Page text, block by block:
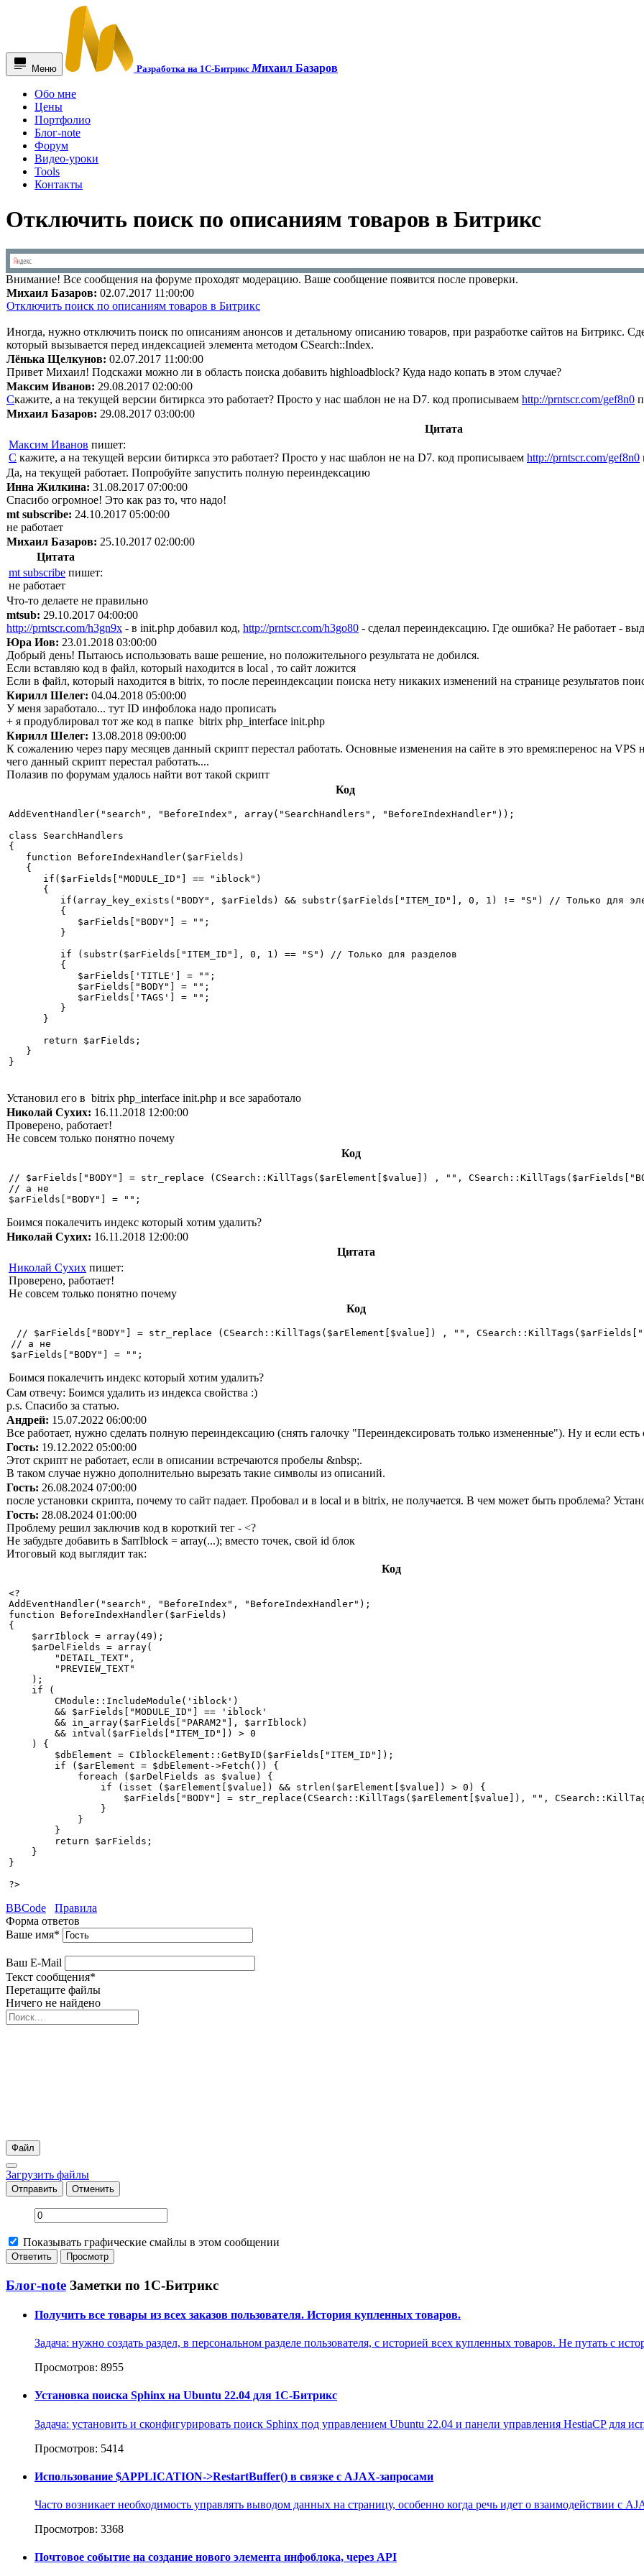
Меню Разработка на 1С-БитриксМихаил Базаров
Обо мне
Цены
Портфолио
Блог-note
Форум
Видео-уроки
Tools
Контакты
Отключить поиск по описаниям товаров в Битрикс
Внимание! Все сообщения на форуме проходят модерацию. Ваше сообщение появится после проверки.
Михаил Базаров: 02.07.2017 11:00:00
Отключить поиск по описаниям товаров в Битрикс
Иногда, нужно отключить поиск по описаниям анонсов и детальному описанию товаров, при разработке сайтов на Битрикс.
который вызывается перед индексацией элемента методом CSearch::Index.
Лёнька Щелкунов: 02.07.2017 11:00:00
Привет Михаил! Подскажи можно ли в область поиска добавить highloadblock? Куда надо копать в этом случае?
Максим Иванов: 29.08.2017 02:00:00
Скажите, а на текущей версии битиркса это работает? Просто у нас шаблон не на D7. код прописываем http://prntscr.com/gef8n0
Михаил Базаров: 29.08.2017 03:00:00
Цитата
Максим Иванов пишет:
С кажите, а на текущей версии битиркса это работает? Просто у нас шаблон не на D7. код прописываем http://prntscr.com/gef8n0
Да, на текущей работает. Попробуйте запустить полную переиндексацию
Инна Жилкина: 31.08.2017 07:00:00
Спасибо огромное! Это как раз то, что надо!
mt subscribe: 24.10.2017 05:00:00
не работает
Михаил Базаров: 25.10.2017 02:00:00
Цитата
mt subscribe пишет:
не работает
Что-то делаете не правильно
mtsub: 29.10.2017 04:00:00
http://prntscr.com/h3gn9x - в init.php добавил код, http://prntscr.com/h3go80 - сделал переиндексацию. Где ошибка? Не работает -
Юра Иов: 23.01.2018 03:00:00
Добрый день! Пытаюсь использовать ваше решение, но положительного результата не добился.
Если вставляю код в файл, который находится в local , то сайт ложится
Если в файл, который находится в bitrix, то после переиндексации поиска нету никаких изменений на странице результатов
Кирилл Шелег: 04.04.2018 05:00:00
У меня заработало... тут ID инфоблока надо прописать
+ я продублировал тот же код в папке bitrix php_interface init.php
Кирилл Шелег: 13.08.2018 09:00:00
К сожалению через пару месяцев данный скрипт перестал работать. Основные изменения на сайте в это время:перенос на VPS
чего данный скрипт перестал работать....
Полазив по форумам удалось найти вот такой скрипт
Код
AddEventHandler("search", "BeforeIndex", array("SearchHandlers", "BeforeIndexHandler"));
class SearchHandlers
{
function BeforeIndexHandler($arFields)
{
if($arFields["MODULE_ID"] == "iblock")
{
if(array_key_exists("BODY", $arFields) && substr($arFields["ITEM_ID"], 0, 1) != "S") // Только для
{
$arFields["BODY"] = "";
}
if (substr($arFields["ITEM_ID"], 0, 1) == "S") // Только для разделов
{
$arFields['TITLE'] = "";
$arFields["BODY"] = "";
$arFields['TAGS'] = "";
}
}
return $arFields;
}
}
Установил его в bitrix php_interface init.php и все заработало
Николай Сухих: 16.11.2018 12:00:00
Проверено, работает!
Не совсем только понятно почему
Код
// $arFields["BODY"] = str_replace (CSearch::KillTags($arElement[$value]) , "",
// а не
$arFields["BODY"] = "";
Боимся покалечить индекс который хотим удалить?
Николай Сухих: 16.11.2018 12:00:00
Цитата
Николай Сухих пишет:
Проверено, работает!
Не совсем только понятно почему
Код
// $arFields["BODY"] = str_replace (CSearch::KillTags($arElement[$value]) , "",
// а не
$arFields["BODY"] = "";
Боимся покалечить индекс который хотим удалить?
Сам отвечу: Боимся удалить из индекса свойства :)
p.s. Спасибо за статью.
Андрей: 15.07.2022 06:00:00
Все работает, нужно сделать полную переиндексацию (cнять галочку "Переиндексировать только измененные"). Ну и если
Гость: 19.12.2022 05:00:00
Этот скрипт не работает, если в описании встречаются пробелы &nbsp;.
В таком случае нужно дополнительно вырезать такие символы из описаний.
Гость: 26.08.2024 07:00:00
после установки скрипта, почему то сайт падает. Пробовал и в local и в bitrix, не получается. В чем может быть проблема?
Гость: 28.08.2024 01:00:00
Проблему решил заключив код в короткий тег - <?
Не забудьте добавить в $arrIblock = array(...); вместо точек, свой id блок
Итоговый код выглядит так:
Код
<?
AddEventHandler("search", "BeforeIndex", "BeforeIndexHandler");
function BeforeIndexHandler($arFields)
{
$arrIblock = array(49);
$arDelFields = array(
"DETAIL_TEXT",
"PREVIEW_TEXT"
);
if (
CModule::IncludeModule('iblock')
&& $arFields["MODULE_ID"] == 'iblock'
&& in_array($arFields["PARAM2"], $arrIblock)
&& intval($arFields["ITEM_ID"]) > 0
) {
$dbElement = CIblockElement::GetByID($arFields["ITEM_ID"]);
if ($arElement = $dbElement->Fetch()) {
foreach ($arDelFields as $value) {
if (isset ($arElement[$value]) && strlen($arElement[$value]) > 0) {
$arFields["BODY"] = str_replace(CSearch::KillTags($arElement[$value]), "",
}
}
}
return $arFields;
}
}
BBCode
Правила
Форма ответов
Ваше имя*
Ваш E-Mail
Текст сообщения*
Перетащите файлы
Ничего не найдено
Файл
Загрузить файлы
Отправить Отменить
Показывать графические смайлы в этом сообщении
Блог-note Заметки по 1С-Битрикс
Получить все товары из всех заказов пользователя. История купленных товаров.
Задача: нужно создать раздел, в персональном разделе пользователя, с историей всех купленных товаров. Не путать с
Просмотров: 8955
Установка поиска Sphinx на Ubuntu 22.04 для 1С-Битрикс
Задача: установить и сконфигурировать поиск Sphinx под управлением Ubuntu 22.04 и панели управления HestiaCP для
Просмотров: 5414
Использование $APPLICATION->RestartBuffer() в связке с AJAX-запросами
Часто возникает необходимость управлять выводом данных на страницу, особенно когда речь идет о взаимодействии с
Просмотров: 3368
Почтовое событие на создание нового элемента инфоблока, через API